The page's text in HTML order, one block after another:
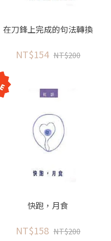
在刀鋒上完成的句法轉換
NT$154 NT$200
快跑，月食
NT$158 NT$200